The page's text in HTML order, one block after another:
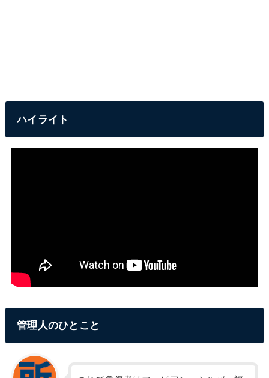
ハイライト
管理人のひとこと